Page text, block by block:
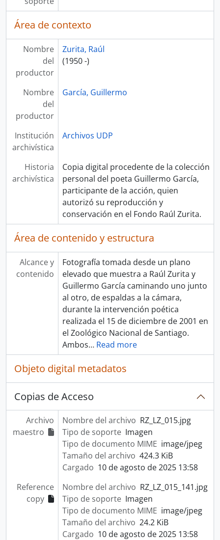
Área de contexto
Nombre
del
productor
Zurita, Raúl
(1950 -)
Nombre
del
productor
García, Guillermo
Institución
archivística
Archivos UDP
Historia
archivística
Copia digital procedente de la colección
personal del poeta Guillermo García,
participante de la acción, quien
autorizó su reproducción y
conservación en el Fondo Raúl Zurita.
Área de contenido y estructura
Alcance y
contenido
Fotografía tomada desde un plano
elevado que muestra a Raúl Zurita y
Guillermo García caminando uno junto
al otro, de espaldas a la cámara,
durante la intervención poética
realizada el 15 de diciembre de 2001 en
el Zoológico Nacional de Santiago.
Ambos… Read more
Objeto digital metadatos
Copias de Acceso
Archivo
maestro
Nombre del archivo RZ_LZ_015.jpg
Tipo de soporte Imagen
Tipo de documento MIME image/jpeg
Tamaño del archivo 424.3 KiB
Cargado 10 de agosto de 2025 13:58
Reference
copy
Nombre del archivo RZ_LZ_015_141.jpg
Tipo de soporte Imagen
Tipo de documento MIME image/jpeg
Tamaño del archivo 24.2 KiB
Cargado 10 de agosto de 2025 13:58